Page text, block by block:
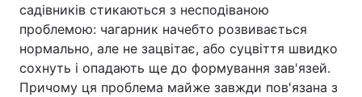
садівників стикаються з несподіваною
проблемою: чагарник начебто розвивається
нормально, але не зацвітає, або суцвіття швидко
сохнуть і опадають ще до формування зав'язей.
Причому ця проблема майже завжди пов'язана з